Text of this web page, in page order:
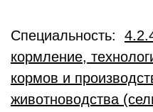
Специальность:
кормление,
кормов и
животноводства